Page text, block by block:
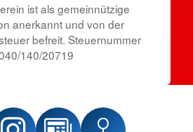
ist als gemeinnützige
anerkannt und von der
befreit. Steuernummer
140/20719